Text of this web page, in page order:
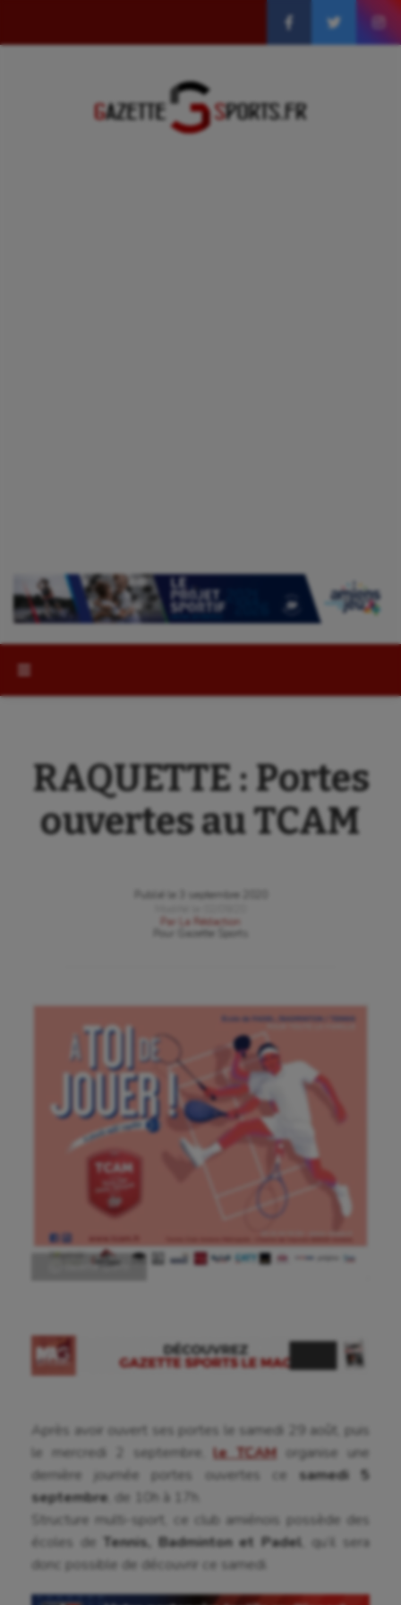
Aéronautique
Athlétisme
Auto
Balle à la main
Baseball
Billard
Boules lyonnaises
Canoë-kayak
Cerf Volant
RAQUETTE : Portes
ouvertes au TCAM
Publié le
3 septembre 2020
Par
La Rédaction
Gazette Sports
Ⓒ Gazette Sports
Après avoir ouvert ses portes le samedi 29 août, puis
le mercredi 2 septembre,le TCAM organise une
dernière journée portes ouvertes ce samedi 5
septembre , de 10h à 17h.
Structure multi-sport, ce club amiénois possède des
écoles de Tennis, Badminton et Padel , qu’il sera
donc possible de découvrir ce samedi.